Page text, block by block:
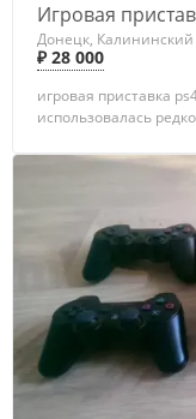
Игровая
Донецк, Калининский
₽ 28 000
игровая приставка
использовалась